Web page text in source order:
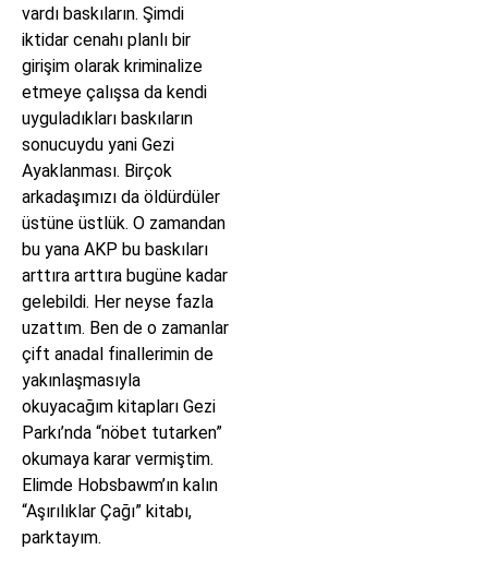
vardı baskıların. Şimdi
iktidar cenahı planlı bir
girişim olarak kriminalize
etmeye çalışsa da kendi
uyguladıkları baskıların
sonucuydu yani Gezi
Ayaklanması. Birçok
arkadaşımızı da öldürdüler
üstüne üstlük. O zamandan
bu yana AKP bu baskıları
arttıra arttıra bugüne kadar
gelebildi. Her neyse fazla
uzattım. Ben de o zamanlar
çift anadal finallerimin de
yakınlaşmasıyla
okuyacağım kitapları Gezi
Parkı’nda “nöbet tutarken”
okumaya karar vermiştim.
Elimde Hobsbawm’ın kalın
“Aşırılıklar Çağı” kitabı,
parktayım.